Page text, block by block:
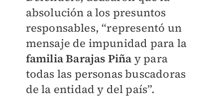
absolución a los presuntos
responsables, “representó un
mensaje de impunidad para la
familia Barajas Piña y para
todas las personas buscadoras
de la entidad y del país”.